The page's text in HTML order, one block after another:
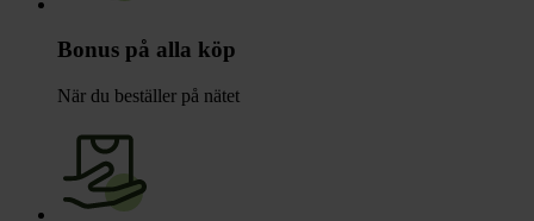
Bonus på alla köp
När du beställer på nätet